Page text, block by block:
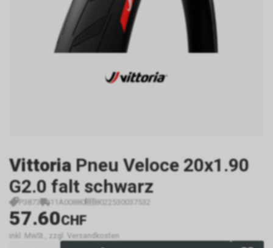
Vittoria Pneu Veloce 20x1.90
G2.0 falt schwarz
P3873 11A00880 8022530037532
57.60CHF
inkl. MwSt., zzgl. Versandkosten